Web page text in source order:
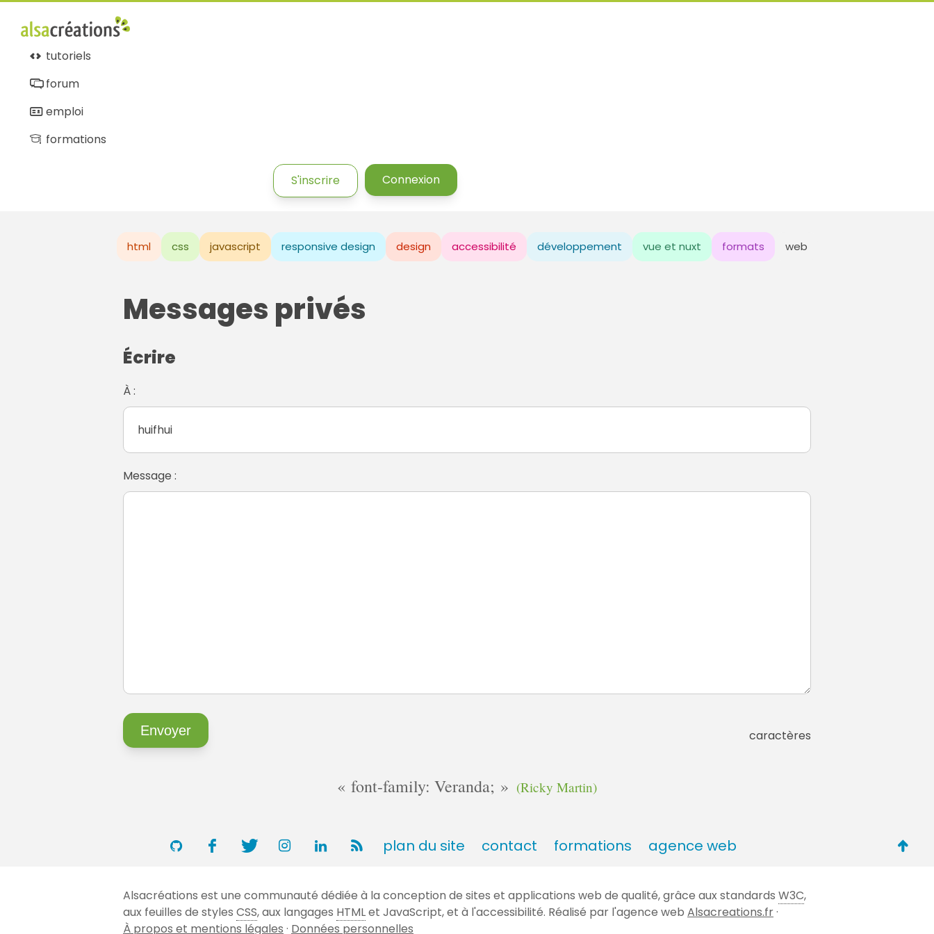
tutoriels
forum
emploi
formations
S'inscrire Connexion
html css javascript responsive design design accessibilité développement vue et nuxt formats web
Messages privés
Écrire
À :
Message :
caractères
font-family: Veranda; (Ricky Martin)
plan du site contact formations agence web
Alsacréations est une communauté dédiée à la conception de sites et applications web de qualité, grâce aux standards W3C,
aux feuilles de styles CSS, aux langages HTMLet JavaScript, et à l'accessibilité. Réalisé par l'agence web Alsacreations.fr·
À propos et mentions légales · Données personnelles